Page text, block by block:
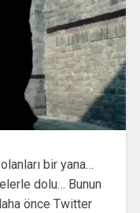
bir yana…
dolu… Bunun
önce Twitter